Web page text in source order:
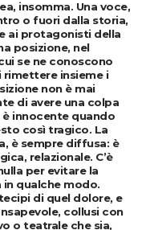
insomma. Una voce,
o fuori dalla storia,
ai protagonisti della
posizione, nel
se ne conoscono
rimettere insieme i
non è mai
di avere una colpa
innocente quando
così tragico. La
è sempre diffusa: è
relazionale. C’è
per evitare la
qualche modo.
di quel dolore, e
collusi con
o teatrale che sia,